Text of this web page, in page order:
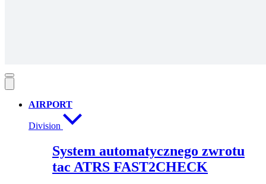
AIRPORT
Division
System automatycznego zwrotu
tac ATRS FAST2CHECK